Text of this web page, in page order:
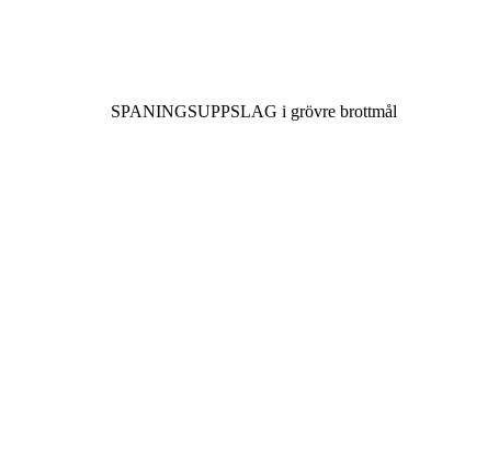
SPANINGSUPPSLAG i grövre brottmål